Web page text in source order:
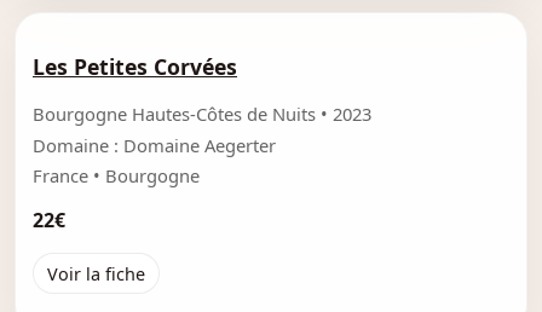
Les Petites Corvées
Bourgogne Hautes-Côtes de Nuits • 2023
Domaine : Domaine Aegerter
France • Bourgogne
22€
Voir la fiche